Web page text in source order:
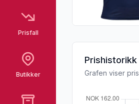
Prisfall
Butikker
Prishistorikk
Grafen viser